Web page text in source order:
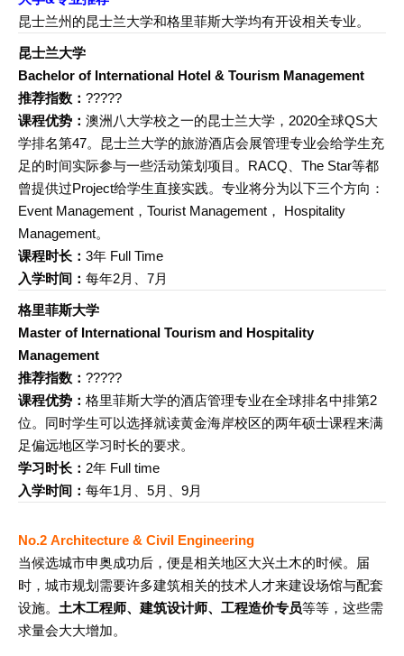
昆士兰州的昆士兰大学和格里菲斯大学均有开设相关专业。
昆士兰大学
Bachelor of International Hotel & Tourism Management
推荐指数： ?????
课程优势： 澳洲八大学校之一的昆士兰大学，2020全球QS大
学排名第47。昆士兰大学的旅游酒店会展管理专业会给学生充
足的时间实际参与一些活动策划项目。RACQ、The Star等都
曾提供过Project给学生直接实践。专业将分为以下三个方向：
Event Management，Tourist Management， Hospitality
Management。
课程时长： 3年 Full Time
入学时间： 每年2月、7月
格里菲斯大学
Master of International Tourism and Hospitality
Management
推荐指数： ?????
课程优势： 格里菲斯大学的酒店管理专业在全球排名中排第2
位。同时学生可以选择就读黄金海岸校区的两年硕士课程来满
足偏远地区学习时长的要求。
学习时长： 2年 Full time
入学时间： 每年1月、5月、9月
No.2 Architecture & Civil Engineering
当候选城市申奥成功后，便是相关地区大兴土木的时候。届
时，城市规划需要许多建筑相关的技术人才来建设场馆与配套
设施。 土木工程师、建筑设计师、工程造价专员等等，这些需
求量会大大增加。